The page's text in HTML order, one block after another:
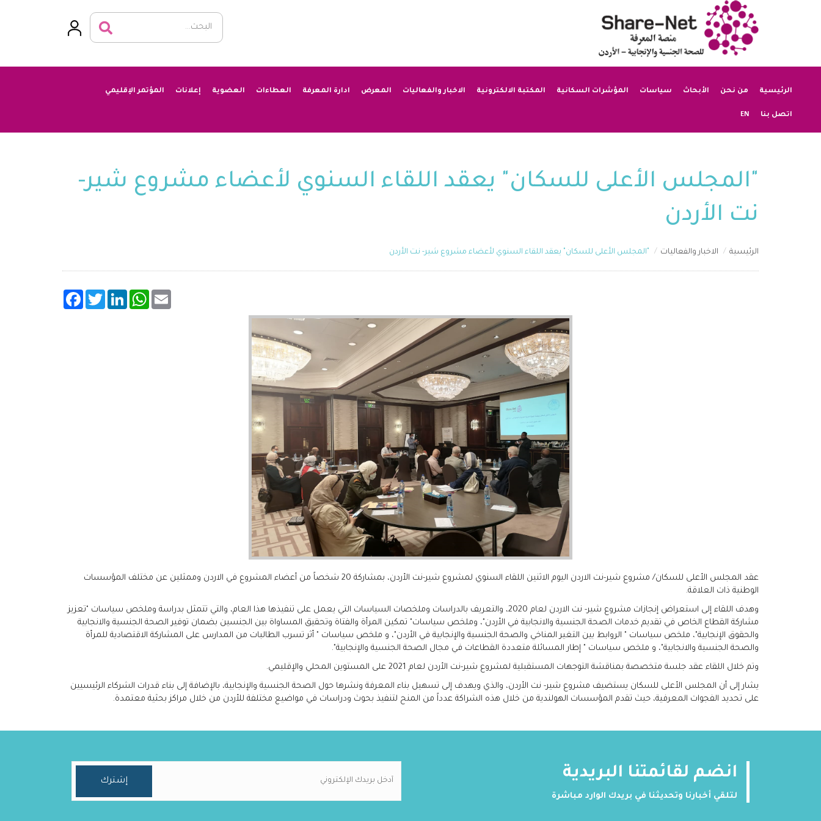
الرئيسية من نحن الأبحاث سياسات المؤشرات السكانية المكتبة الالكترونية الاخبار والفعاليات المعرض ادارة المعرفة العطاءات العضوية إعلانات المؤتمر الإقليمي
اتصل بنا EN
"المجلس الأعلى للسكان" يعقد اللقاء السنوي لأعضاء مشروع شير-
نت الأردن
الرئيسية الاخبار والفعاليات "المجلس الأعلى للسكان" يعقد اللقاء السنوي لأعضاء مشروع شير- نت الأردن
FacebookTwitterLinkedInWhatsApp Email
عقد المجلس الأعلى للسكان/ مشروع شير-نت الاردن اليوم الاثنين اللقاء السنوي لمشروع شير-نت الأردن، بمشاركة 20 شخصاً من أعضاء المشروع في الاردن وممثلين عن مختلف المؤسسات
الوطنية ذات العلاقة.
وهدف اللقاء إلى استعراض إنجازات مشروع شير- نت الاردن لعام 2020، والتعريف بالدراسات وملخصات السياسات التي يعمل على تنفيذها هذا العام، والتي تتمثل بدراسة وملخص سياسات "تعزيز
مشاركة القطاع الخاص في تقديم خدمات الصحة الجنسية والانجابية في الأردن"، وملخص سياسات" تمكين المرأة والفتاة وتحقيق المساواة بين الجنسين بضمان توفير الصحة الجنسية والانجابية
والحقوق الإنجابية"، ملخص سياسات " الروابط بين التغير المناخي والصحة الجنسية والإنجابية في الأردن"، و ملخص سياسات " أثر تسرب الطالبات من المدارس على المشاركة الاقتصادية للمرأة
والصحة الجنسية والانجابية"، و ملخص سياسات " إطار المسائلة متعددة القطاعات في مجال الصحة الجنسية والإنجابية".
وتم خلال اللقاء عقد جلسة متخصصة بمناقشة التوجهات المستقبلية لمشروع شير-نت الأردن لعام 2021 على المستوين المحلي والإقليمي.
يشار إلى أن المجلس الأعلى للسكان يستضيف مشروع شير- نت الأردن، والذي ويهدف إلى تسهيل بناء المعرفة ونشرها حول الصحة الجنسية والإنجابية، بالإضافة إلى بناء قدرات الشركاء الرئيسيين
على تحديد الفجوات المعرفية، حيث تقدم المؤسسات الهولندية من خلال هذه الشراكة عدداً من المنح لتنفيذ بحوث ودراسات في مواضيع مختلفة للأردن من خلال مراكز بحثية معتمدة.
انضم لقائمتنا البريدية
لتلقي أخبارنا وتحديثنا في بريدك الوارد مباشرة